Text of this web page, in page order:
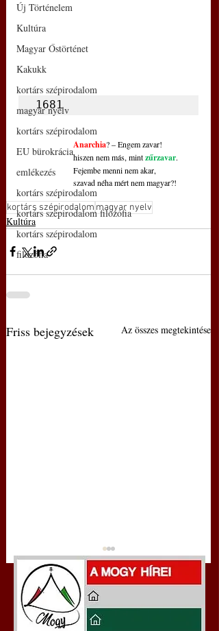
Új Történelem
Kultúra
Magyar Őstörténet
Kakukk
kortárs szépirodalom
magyar nyelv
kortárs szépirodalom
EU bürokrácia
emlékezés
kortárs szépirodalom
kortárs szépirodalom filozófia
kortárs szépirodalom
filozófia
1681
Anarchia? – Engem zavar!
hiszen nem más, mint zűrzavar.
Fejembe menni nem akar,
szavad néha mért nem magyar?!
kortárs szépirodalom magyar nyelv
Kultúra
Friss bejegyzések Az összes megtekintése